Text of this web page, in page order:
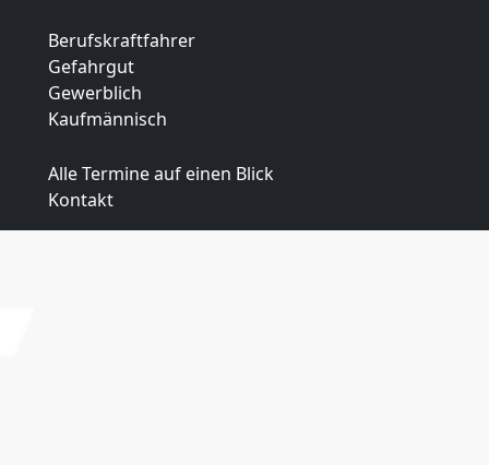
Berufskraftfahrer
Gefahrgut
Gewerblich
Kaufmännisch
Alle Termine auf einen Blick
Kontakt